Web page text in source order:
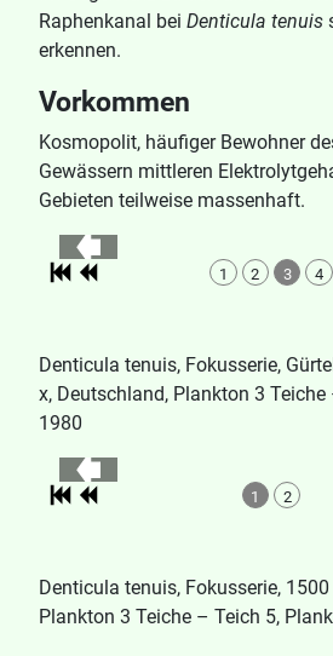
Raphenkanal bei Denticula tenuis
erkennen.
Vorkommen
Kosmopolit, häufiger Bewohner
Gewässern mittleren
Gebieten teilweise massenhaft.
1 2 3 4
Denticula tenuis, Fokusserie,
x, Deutschland, Plankton 3
1980
1 2
Denticula tenuis, Fokusserie,
Plankton 3 Teiche – Teich 5,